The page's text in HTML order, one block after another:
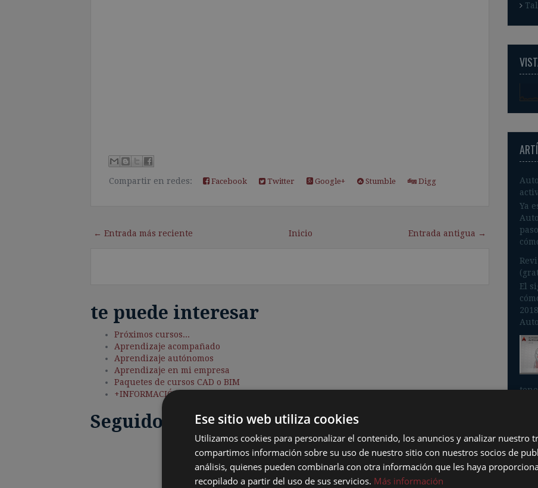
Compartir en redes: Facebook Twitter Google+ Stumble Digg
← Entrada más reciente Entrada antigua →
Inicio
te puede interesar
Próximos cursos...
Aprendizaje acompañado
Aprendizaje autónomos
Aprendizaje en mi empresa
Paquetes de cursos CAD o BIM
+INFORMACIÓN
Seguidores
Ya
El
Ese sitio web utiliza cookies
Utilizamos cookies para personalizar el contenido, los anuncios y analizar nuestro
compartimos información sobre su uso de nuestro sitio con nuestros socios de
análisis, quienes pueden combinarla con otra información que les haya
recopilado a partir del uso de sus servicios. Más información